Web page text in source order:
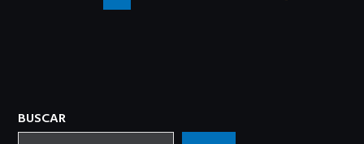
BUSCAR